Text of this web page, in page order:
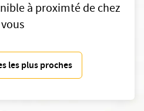
à proximté de chez
vous
les plus proches